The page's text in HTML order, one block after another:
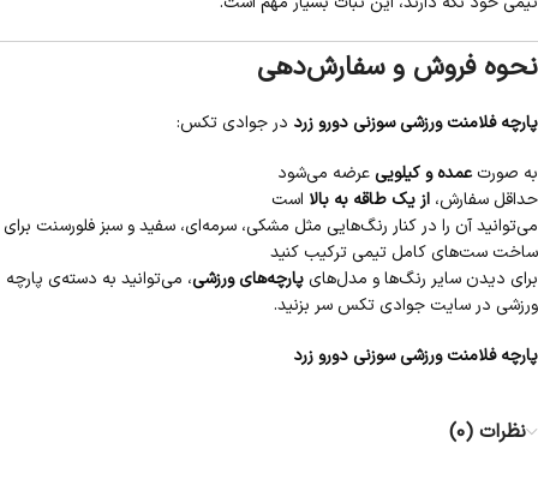
نحوه فروش و سفارش‌دهی
پارچه فلامنت ورزشی سوزنی دورو زرد در جوادی تکس:
به صورتعمده و کیلویی عرضه می‌شود
حداقل سفارش، از یک طاقه به بالا است
می‌توانید آن را در کنار رنگ‌هایی مثل مشکی، سرمه‌ای، سفید و سبز فلورسنت برای
ساخت ست‌های کامل تیمی ترکیب کنید
برای دیدن سایر رنگ‌ها و مدل‌هایپارچه‌های ورزشی، می‌توانید به دسته‌ی پارچه
ورزشی در سایت جوادی تکس سر بزنید.
پارچه فلامنت ورزشی سوزنی دورو زرد
نظرات (0)